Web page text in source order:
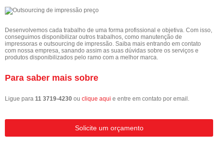
Desenvolvemos cada trabalho de uma forma profissional e objetiva. Com isso,
conseguimos disponibilizar outros trabalhos, como manutenção de
impressoras e outsourcing de impressão. Saiba mais entrando em contato
com nossa empresa, sanando assim as suas dúvidas sobre os serviços e
produtos disponibilizados pelo ramo com a melhor marca.
Para saber mais sobre
Ligue para 11 3719-4230 ou clique aqui e entre em contato por email.
Solicite um orçamento